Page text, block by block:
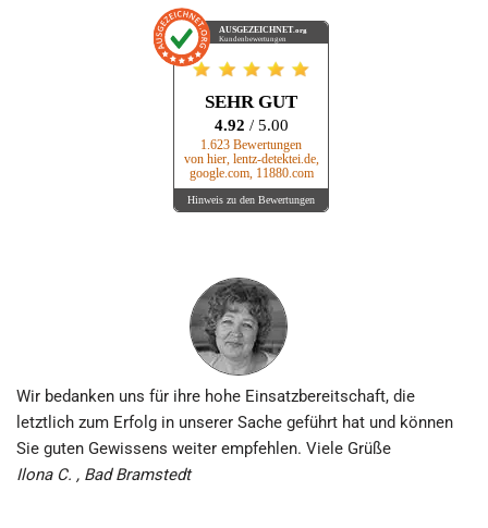
AUSGEZEICHNET.org
Kundenbewertungen
SEHR GUT
4.92 / 5.00
1.623 Bewertungen
von hier, lentz-detektei.de,
google.com, 11880.com
Hinweis zu den Bewertungen
Wir bedanken uns für ihre hohe Einsatz­bereitschaft, die
letztlich zum Erfolg in unserer Sache geführt hat und können
Sie guten Gewissens weiter empfehlen. Viele Grüße
Ilona C. , Bad Bramstedt